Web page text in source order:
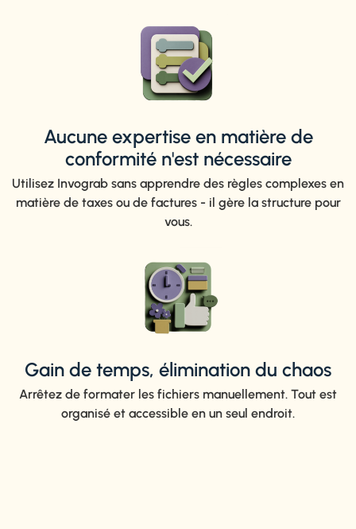
Aucune expertise en matière de
conformité n'est nécessaire
Utilisez Invograb sans apprendre des règles complexes en
matière de taxes ou de factures - il gère la structure pour
vous.
Gain de temps, élimination du chaos
Arrêtez de formater les fichiers manuellement. Tout est
organisé et accessible en un seul endroit.